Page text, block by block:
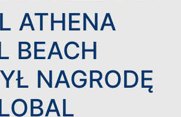
ATHENA
BEACH
NAGRODĘ